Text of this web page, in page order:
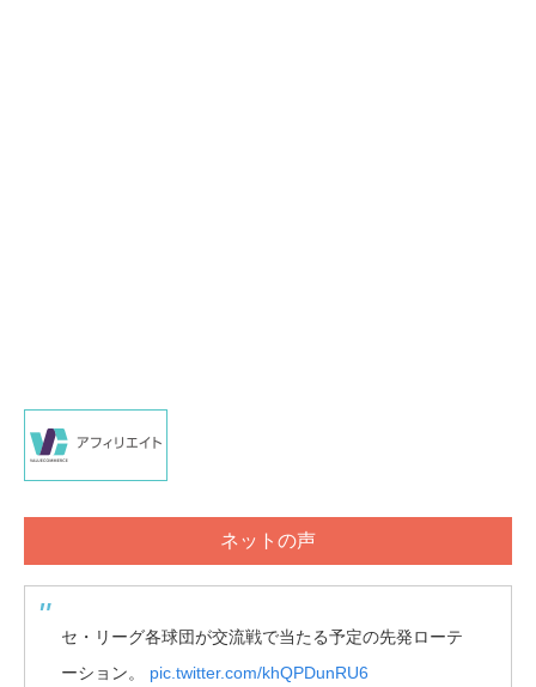
ネットの声
セ・リーグ各球団が交流戦で当たる予定の先発ローテ
ーション。 pic.twitter.com/khQPDunRU6